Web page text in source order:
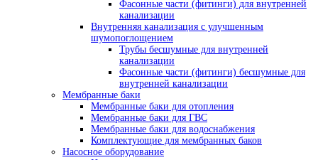
Фасонные части (фитинги) для внутренней
канализации
Внутренняя канализация с улучшенным
шумопоглощением
Трубы бесшумные для внутренней
канализации
Фасонные части (фитинги) бесшумные для
внутренней канализации
Мембранные баки
Мембранные баки для отопления
Мембранные баки для ГВС
Мембранные баки для водоснабжения
Комплектующие для мембранных баков
Насосное оборудование